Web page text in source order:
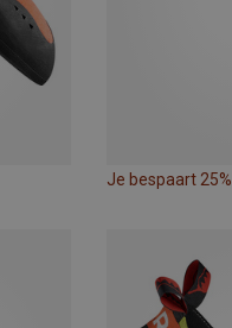
Je bespaart 25%